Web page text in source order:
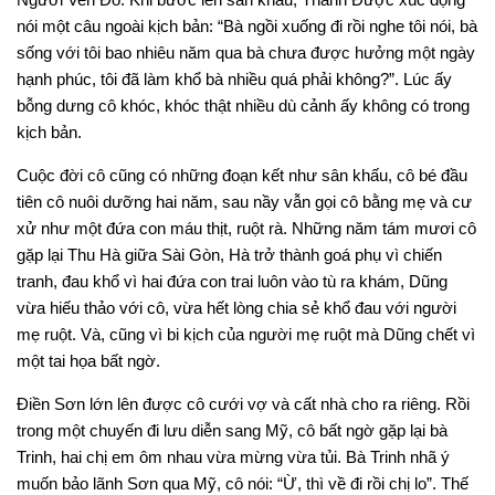
nói một câu ngoài kịch bản: “Bà ngồi xuống đi rồi nghe tôi nói, bà
sống với tôi bao nhiêu năm qua bà chưa được hưởng một ngày
hạnh phúc, tôi đã làm khổ bà nhiều quá phải không?”. Lúc ấy
bỗng dưng cô khóc, khóc thật nhiều dù cảnh ấy không có trong
kịch bản.
Cuộc đời cô cũng có những đoạn kết như sân khấu, cô bé đầu
tiên cô nuôi dưỡng hai năm, sau nầy vẫn gọi cô bằng mẹ và cư
xử như một đứa con máu thịt, ruột rà. Những năm tám mươi cô
gặp lại Thu Hà giữa Sài Gòn, Hà trở thành goá phụ vì chiến
tranh, đau khổ vì hai đứa con trai luôn vào tù ra khám, Dũng
vừa hiếu thảo với cô, vừa hết lòng chia sẻ khổ đau với người
mẹ ruột. Và, cũng vì bi kịch của người mẹ ruột mà Dũng chết vì
một tai họa bất ngờ.
Điền Sơn lớn lên được cô cưới vợ và cất nhà cho ra riêng. Rồi
trong một chuyến đi lưu diễn sang Mỹ, cô bất ngờ gặp lại bà
Trinh, hai chị em ôm nhau vừa mừng vừa tủi. Bà Trinh nhã ý
muốn bảo lãnh Sơn qua Mỹ, cô nói: “Ừ, thì về đi rồi chị lo”. Thế